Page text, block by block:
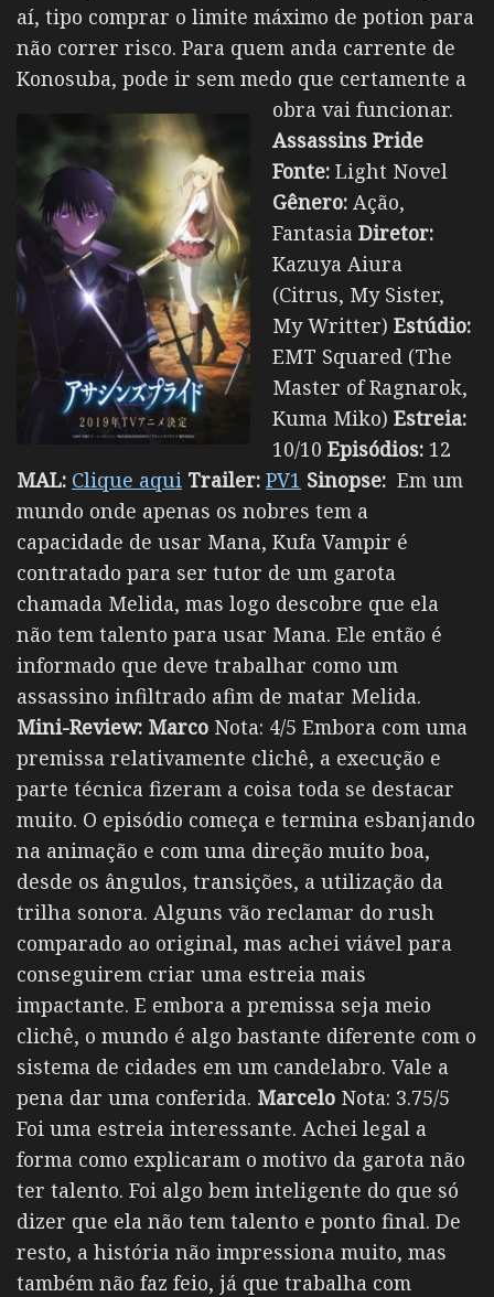
aí, tipo comprar o limite máximo de potion para
não correr risco. Para quem anda carrente de
Konosuba, pode ir sem medo que certamente a
obra vai funcionar.
Assassins Pride
Fonte: Light Novel
Gênero: Ação,
Fantasia Diretor:
Kazuya Aiura
(Citrus, My Sister,
My Writter) Estúdio:
EMT Squared (The
Master of Ragnarok,
Kuma Miko) Estreia:
10/10 Episódios: 12
MAL: Clique aqui Trailer: PV1 Sinopse: Em um
mundo onde apenas os nobres tem a
capacidade de usar Mana, Kufa Vampir é
contratado para ser tutor de um garota
chamada Melida, mas logo descobre que ela
não tem talento para usar Mana. Ele então é
informado que deve trabalhar como um
assassino infiltrado afim de matar Melida.
Mini-Review: Marco Nota: 4/5 Embora com uma
premissa relativamente clichê, a execução e
parte técnica fizeram a coisa toda se destacar
muito. O episódio começa e termina esbanjando
na animação e com uma direção muito boa,
desde os ângulos, transições, a utilização da
trilha sonora. Alguns vão reclamar do rush
comparado ao original, mas achei viável para
conseguirem criar uma estreia mais
impactante. E embora a premissa seja meio
clichê, o mundo é algo bastante diferente com o
sistema de cidades em um candelabro. Vale a
pena dar uma conferida. Marcelo Nota: 3.75/5
Foi uma estreia interessante. Achei legal a
forma como explicaram o motivo da garota não
ter talento. Foi algo bem inteligente do que só
dizer que ela não tem talento e ponto final. De
resto, a história não impressiona muito, mas
também não faz feio, já que trabalha com